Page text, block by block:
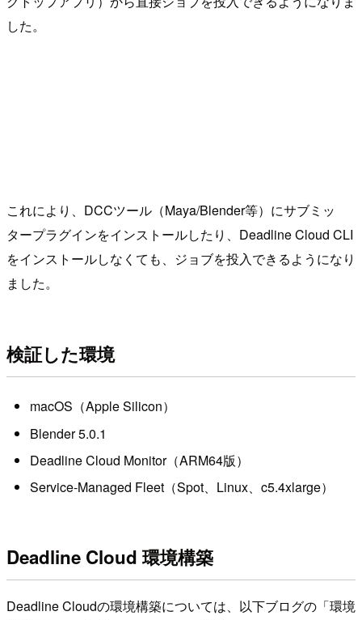
した。
これにより、DCCツール（Maya/Blender等）にサブミッ
タープラグインをインストールしたり、Deadline Cloud CLI
をインストールしなくても、ジョブを投入できるようになり
ました。
検証した環境
macOS（Apple Silicon）
Blender 5.0.1
Deadline Cloud Monitor（ARM64版）
Service-Managed Fleet（Spot、Linux、c5.4xlarge）
Deadline Cloud 環境構築
Deadline Cloudの環境構築については、以下ブログの「環境